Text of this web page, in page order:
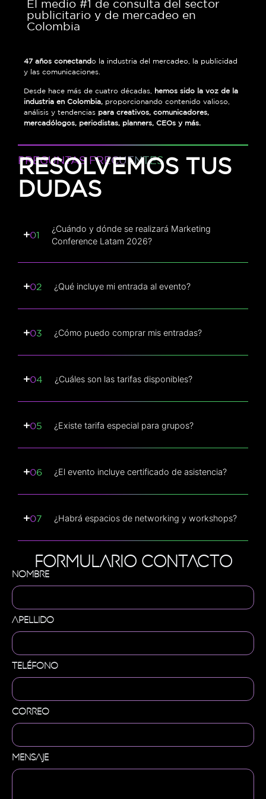
El medio #1 de consulta del sector
publicitario y de mercadeo en
Colombia
47 años conectando la industria del mercadeo, la publicidad
y las comunicaciones.
Desde hace más de cuatro décadas,
hemos sido la voz de la
industria en Colombia, proporcionando contenido valioso,
análisis y tendencias para creativos, comunicadores,
mercadólogos, periodistas, planners, CEOs y más.
PREGUNTAS FRECUENTES
RESOLVEMOS TUS
DUDAS
¿Cuándo y dónde se realizará Marketing
Conference Latam 2026?
¿Qué incluye mi entrada al evento?
¿Cómo puedo comprar mis entradas?
¿Cuáles son las tarifas disponibles?
¿Existe tarifa especial para grupos?
¿El evento incluye certificado de asistencia?
¿Habrá espacios de networking y workshops?
FORMULARIO CONTACTO
Nombre
Apellido
Teléfono
Correo
Mensaje